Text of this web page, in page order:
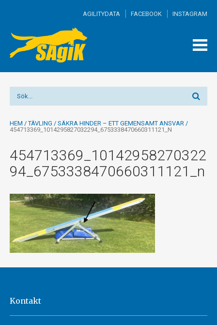
AGILITYDATA FACEBOOK INSTAGRAM
HEM /TÄVLING / SÄKRA HINDER – ETT GEMENSAMT ANSVAR /
454713369_1014295827032294_6753338470660311121_N
454713369_10142958270322
94_6753338470660311121_n
Kontakt